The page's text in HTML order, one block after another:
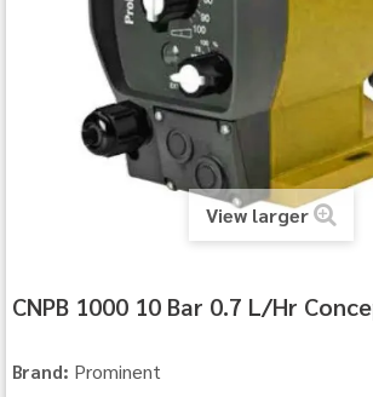
View larger
CNPB 1000 10 Bar 0.7 L/Hr
Brand: Prominent